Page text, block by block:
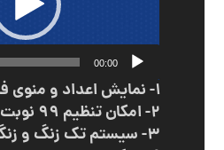
00:00
۱- نمایش اعداد و منوی فارسی
۲- امکان تنظیم ۹۹ نوبت زنگ در روز
۳- سیستم تک زنگ و زنگ دبیران